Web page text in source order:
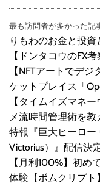
最も訪問者が多かった記
りもわのお金と投
【ドンタコウのFX
【NFTアートでデ
ケットプレイス「
【タイムイズマネ
メ流時間管理術を教
特報『巨大ヒーロー
Victorius）』配信決
【月利100%】初め
体験【ボムクリプト】